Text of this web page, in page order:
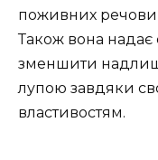
поживних
Також вона
зменшити
лупою завдяки
властивостям.